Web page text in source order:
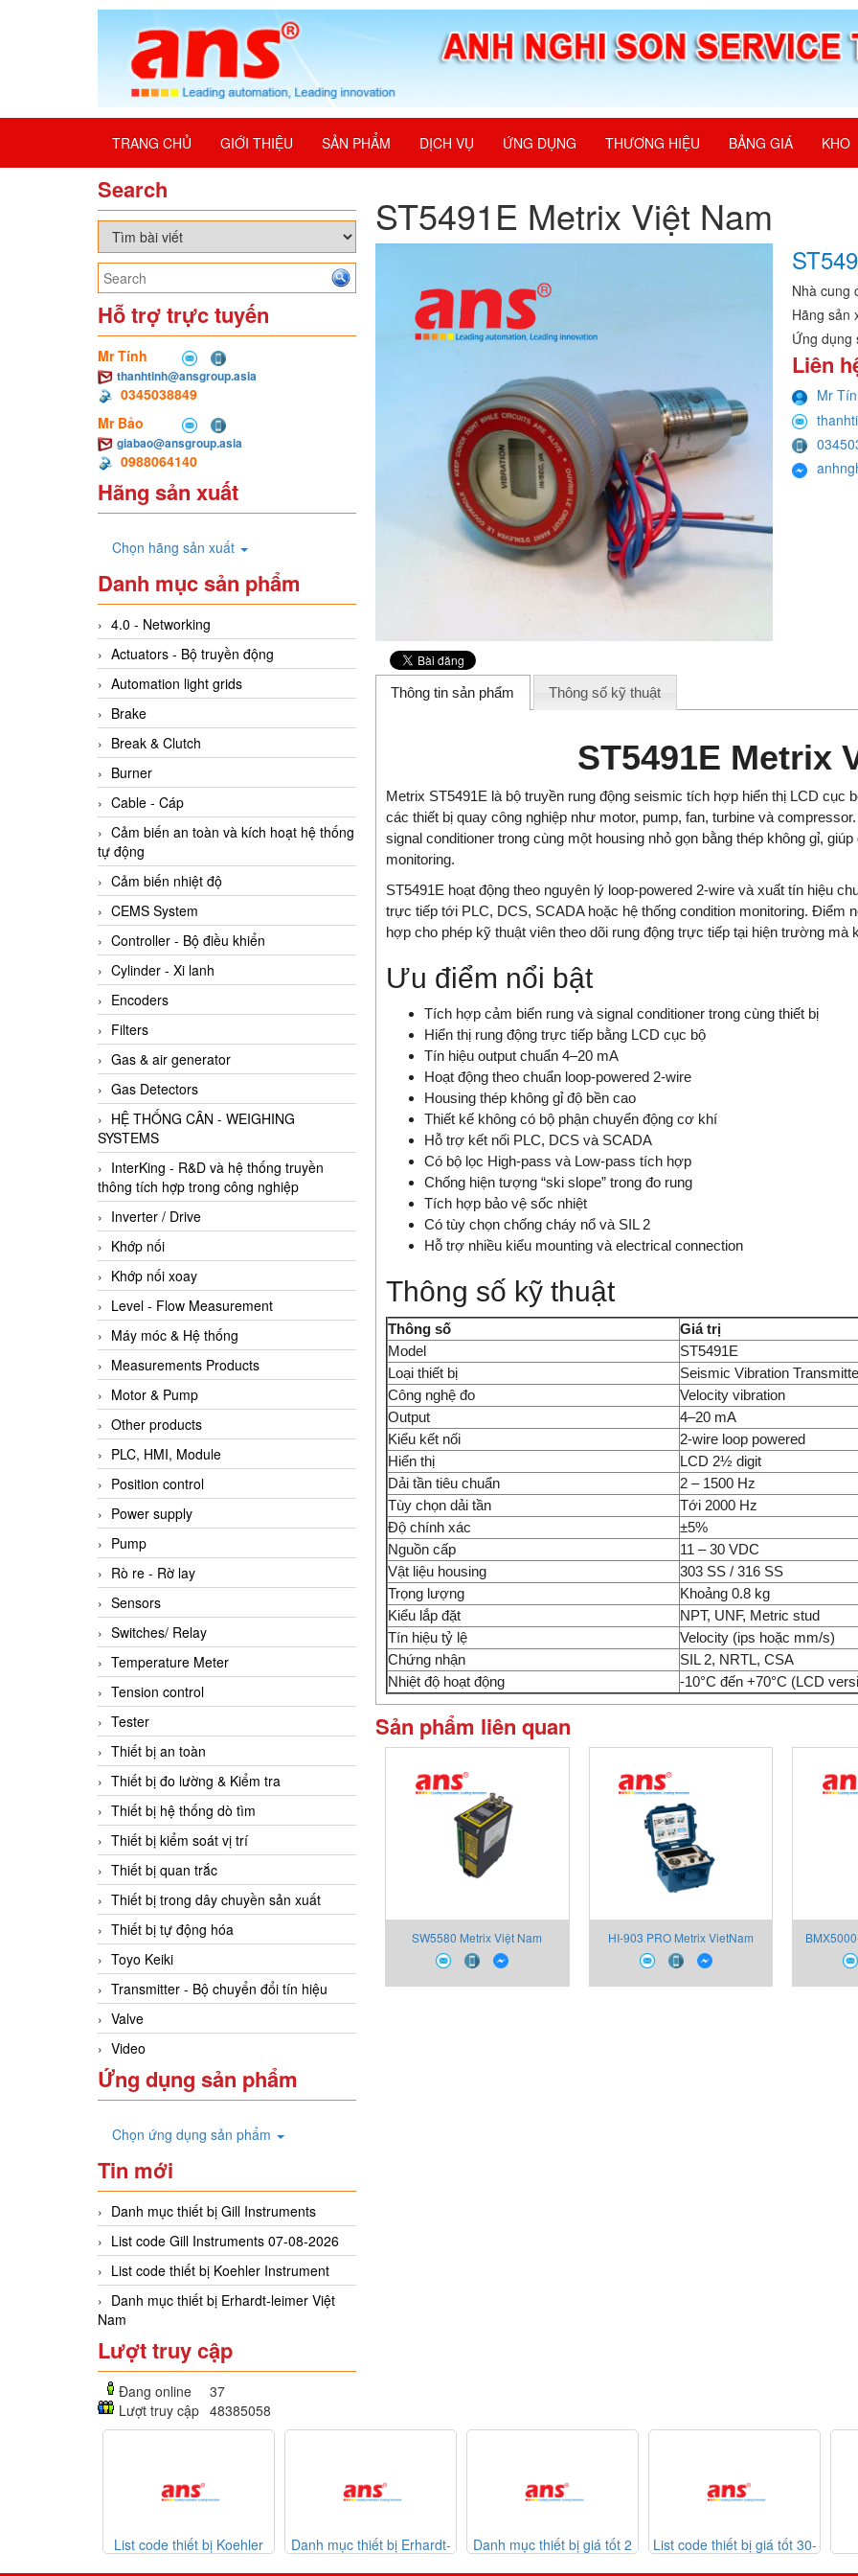
TRANG CHỦ GIỚI THIỆU SẢN PHẨM DỊCH VỤ ỨNG DỤNG THƯƠNG HIỆU BẢNG GIÁ KHO
Search
Hỗ trợ trực tuyến
Mr Tính
thanhtinh@ansgroup.asia
0345038849
Mr Bảo
giabao@ansgroup.asia
0988064140
Hãng sản xuất
Chọn hãng sản xuất
Danh mục sản phẩm
4.0 - Networking
Actuators - Bộ truyền động
Automation light grids
Brake
Break & Clutch
Burner
Cable - Cáp
Cảm biến an toàn và kích hoạt hệ thống
tự động
Cảm biến nhiệt độ
CEMS System
Controller - Bộ điều khiển
Cylinder - Xi lanh
Encoders
Filters
Gas & air generator
Gas Detectors
HỆ THỐNG CÂN - WEIGHING
SYSTEMS
InterKing - R&D và hệ thống truyền
thông tích hợp trong công nghiệp
Inverter / Drive
Khớp nối
Khớp nối xoay
Level - Flow Measurement
Máy móc & Hệ thống
Measurements Products
Motor & Pump
Other products
PLC, HMI, Module
Position control
Power supply
Pump
Rò re - Rờ lay
Sensors
Switches/ Relay
Temperature Meter
Tension control
Tester
Thiết bị an toàn
Thiết bị đo lường & Kiểm tra
Thiết bị hệ thống dò tìm
Thiết bị kiểm soát vị trí
Thiết bị quan trắc
Thiết bị trong dây chuyền sản xuất
Thiết bị tự động hóa
Toyo Keiki
Transmitter - Bộ chuyển đổi tín hiệu
Valve
Video
Ứng dụng sản phẩm
Chọn ứng dụng sản phẩm
Tin mới
Danh mục thiết bị Gill Instruments
List code Gill Instruments 07-08-2026
List code thiết bị Koehler Instrument
Danh mục thiết bị Erhardt-leimer Việt
Nam
Lượt truy cập
Đang online
37
Lượt truy cập 48385058
ST5491E Metrix Việt Nam
Nhà cung
Hãng sản
Ứng dụng
Liên
Mr
Thông tin sản phẩm Thông số kỹ thuật
ST5491E Metrix
Metrix ST5491E là bộ truyền rung động seismic tích hợp hiển thị LCD cục
các thiết bị quay công nghiệp như motor, pump, fan, turbine và
signal conditioner trong cùng một housing nhỏ gọn bằng thép không gỉ,
monitoring.
ST5491E hoạt động theo nguyên lý loop-powered 2-wire và xuất tín hiệu
trực tiếp tới PLC, DCS, SCADA hoặc hệ thống condition monitoring. Điểm
hợp cho phép kỹ thuật viên theo dõi rung động trực tiếp tại hiện trường mà
Ưu điểm nổi bật
Tích hợp cảm biến rung và signal conditioner trong cùng thiết bị
Hiển thị rung động trực tiếp bằng LCD cục bộ
Tín hiệu output chuẩn 4–20 mA
Hoạt động theo chuẩn loop-powered 2-wire
Housing thép không gỉ độ bền cao
Thiết kế không có bộ phận chuyển động cơ khí
Hỗ trợ kết nối PLC, DCS và SCADA
Có bộ lọc High-pass và Low-pass tích hợp
Chống hiện tượng “ski slope” trong đo rung
Tích hợp bảo vệ sốc nhiệt
Có tùy chọn chống cháy nổ và SIL 2
Hỗ trợ nhiều kiểu mounting và electrical connection
Thông số kỹ thuật
Thông số
Giá trị
Model
ST5491E
Loại thiết bị
Seismic Vibration
Công nghệ đo
Velocity vibration
Output
4–20 mA
Kiểu kết nối
2-wire loop powered
Hiển thị
LCD 2½ digit
Dải tần tiêu chuẩn
2 – 1500 Hz
Tùy chọn dải tần
Tới 2000 Hz
Độ chính xác
±5%
Nguồn cấp
11 – 30 VDC
Vật liệu housing
303 SS / 316 SS
Trọng lượng
Khoảng 0.8 kg
Kiểu lắp đặt
NPT, UNF, Metric stud
Tín hiệu tỷ lệ
Velocity (ips hoặc mm/s)
Chứng nhận
SIL 2, NRTL, CSA
Nhiệt độ hoạt động
-10°C đến +70°C (LCD
Sản phẩm liên quan
SW5580 Metrix Việt Nam HI-903 PRO Metrix VietNam
Danh mục thiết bị Erhardt-
Danh mục thiết bị giá tốt 2
List code thiết bị giá tốt 30-
Listcode thiết bị